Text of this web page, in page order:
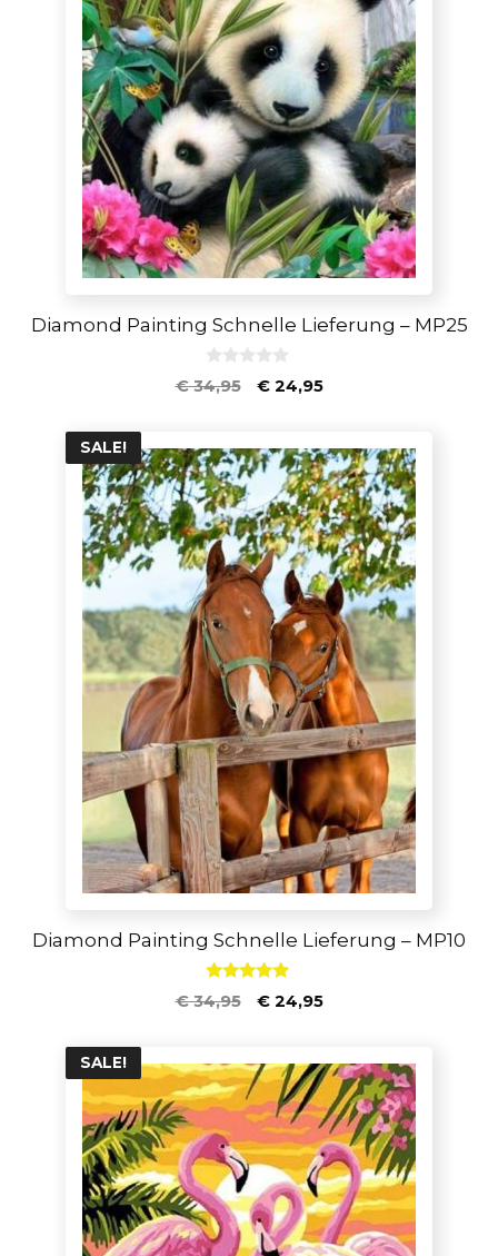
Diamond Painting Schnelle Lieferung – MP25
0
v
€34,95 €24,95
SALE!
Diamond Painting Schnelle Lieferung – MP10
4.80
von 5
€34,95 €24,95
SALE!